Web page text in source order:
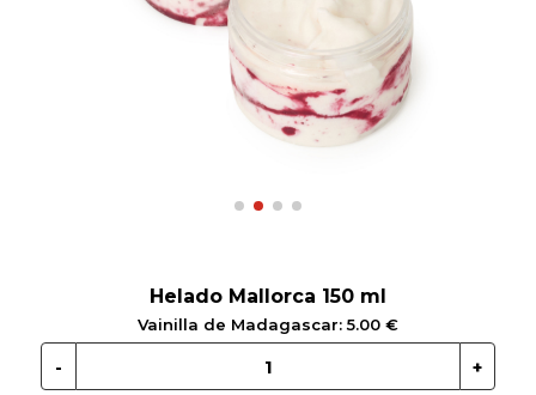
Helado Mallorca 150 ml
Vainilla de Madagascar: 5.00 €